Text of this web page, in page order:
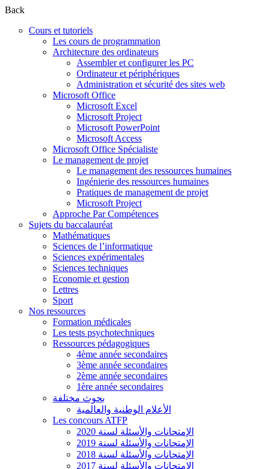
Back
Cours et tutoriels
Les cours de programmation
Architecture des ordinateurs
Assembler et configurer les PC
Ordinateur et périphériques
Administration et sécurité des sites web
Microsoft Office
Microsoft Excel
Microsoft Project
Microsoft PowerPoint
Microsoft Access
Microsoft Office Spécialiste
Le management de projet
Le management des ressources humaines
Ingénierie des ressources humaines
Pratiques de management de projet
Microsoft Project
Approche Par Compétences
Sujets du baccalauréat
Mathématiques
Sciences de l’informatique
Sciences expérimentales
Sciences techniques
Economie et gestion
Lettres
Sport
Nos ressources
Formation médicales
Les tests psychotechniques
Ressources pédagogiques
4ème année secondaires
3ème année secondaires
2ème année secondaires
1ère année secondaires
بحوث مختلفة
الأعلام الوطنية والعالمية
Les concours ATFP
الإمتحانات والأسئلة لسنة 2020
الإمتحانات والأسئلة لسنة 2019
الإمتحانات والأسئلة لسنة 2018
الإمتحانات والأسئلة لسنة 2017